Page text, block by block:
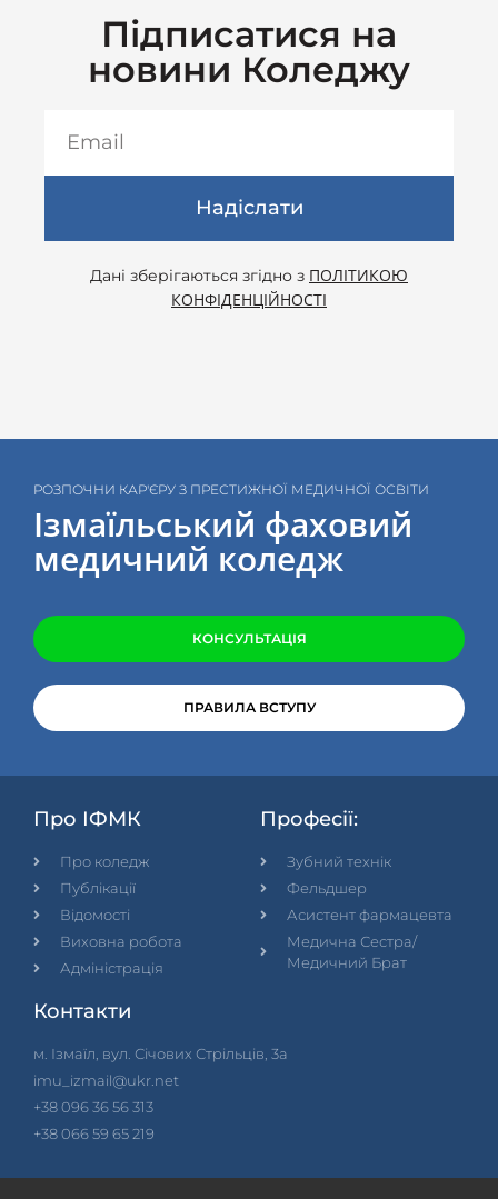
Підписатися на
новини Коледжу
Надіслати
Дані зберігаються згідно з ПОЛІТИКОЮ
КОНФІДЕНЦІЙНОСТІ
РОЗПОЧНИ КАР'ЄРУ З ПРЕСТИЖНОЇ МЕДИЧНОЇ ОСВІТИ
Ізмаїльський фаховий
медичний коледж
КОНСУЛЬТАЦІЯ
ПРАВИЛА ВСТУПУ
Про ІФМК
Про коледж
Публікації
Відомості
Виховна робота
Адміністрація
Професії:
Зубний технік
Фельдшер
Асистент фармацевта
Медична Сестра/
Медичний Брат
Контакти
м. Ізмаїл, вул. Січових Стрільців, 3а
imu_izmail@ukr.net
+38 096 36 56 313
+38 066 59 65 219